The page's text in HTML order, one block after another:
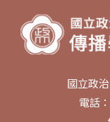
國立政
電話